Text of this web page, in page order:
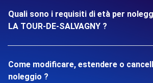
Quali sono i requisiti di età per
LA TOUR-DE-SALVAGNY ?
Come modificare, estendere o
noleggio ?